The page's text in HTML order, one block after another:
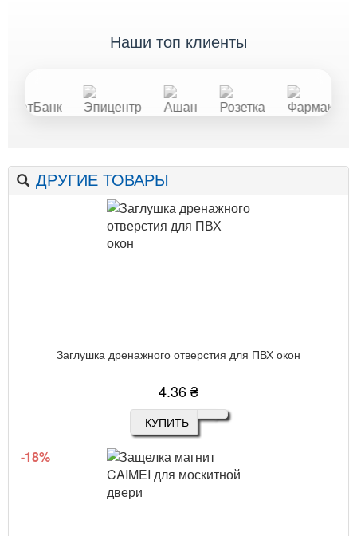
наши топ клиенты
ДРУГИЕ ТОВАРЫ
Заглушка дренажного отверстия для ПВХ окон
4.36 ₴
КУПИТЬ
-18%